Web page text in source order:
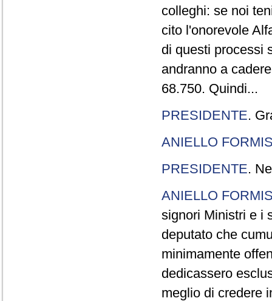
colleghi: se noi
cito l'onorevole
di questi processi
andranno a
68.750. Quindi...
PRESIDENTE.
ANIELLO
PRESIDENTE.
ANIELLO
signori Ministri e i
deputato che
minimamente
dedicassero
meglio di credere